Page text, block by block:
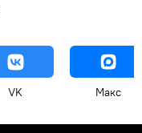
VK Макс